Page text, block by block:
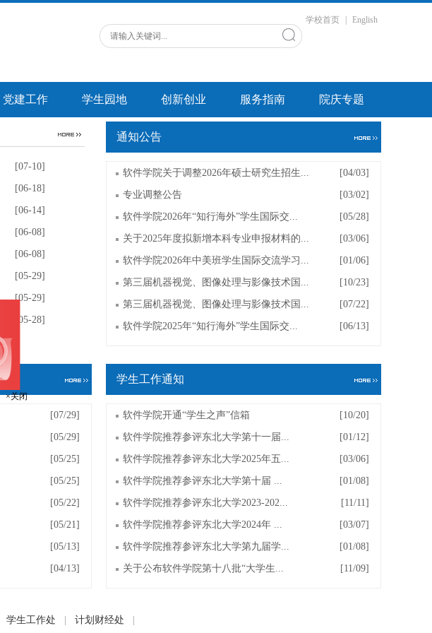
学校首页 English
党建工作 学生园地 创新创业 服务指南 院庆专题
[07-10]
[06-18]
[06-14]
[06-08]
[06-08]
[05-29]
[05-29]
[05-28]
通知公告
软件学院关于调整2026年硕士研究生招生... [04/03]
专业调整公告 [03/02]
软件学院2026年“知行海外”学生国际交... [05/28]
关于2025年度拟新增本科专业申报材料的... [03/06]
软件学院2026年中美班学生国际交流学习... [01/06]
第三届机器视觉、图像处理与影像技术国... [10/23]
第三届机器视觉、图像处理与影像技术国... [07/22]
软件学院2025年“知行海外”学生国际交... [06/13]
[07/29]
[05/29]
[05/25]
[05/25]
[05/22]
[05/21]
[05/13]
[04/13]
学生工作通知
软件学院开通“学生之声”信箱 [10/20]
软件学院推荐参评东北大学第十一届... [01/12]
软件学院推荐参评东北大学2025年五... [03/06]
软件学院推荐参评东北大学第十届 ... [01/08]
软件学院推荐参评东北大学2023-202... [11/11]
软件学院推荐参评东北大学2024年 ... [03/07]
软件学院推荐参评东北大学第九届学... [01/08]
关于公布软件学院第十八批“大学生... [11/09]
学生工作处 计划财经处
×关闭